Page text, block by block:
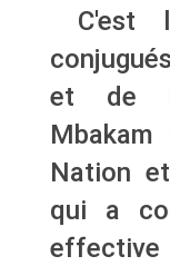
C'est
et de
Nation
qui a